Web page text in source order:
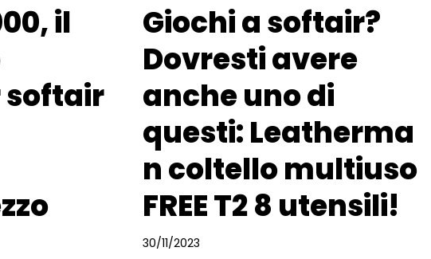
il
softair
Giochi a softair?
Dovresti avere
anche uno di
questi: Leatherma
n coltello multiuso
FREE T2 8 utensili!
30/11/2023